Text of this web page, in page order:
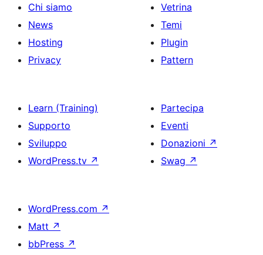
Chi siamo
News
Hosting
Privacy
Vetrina
Temi
Plugin
Pattern
Learn (Training)
Supporto
Sviluppo
WordPress.tv ↗
Partecipa
Eventi
Donazioni ↗
Swag ↗
WordPress.com ↗
Matt ↗
bbPress ↗